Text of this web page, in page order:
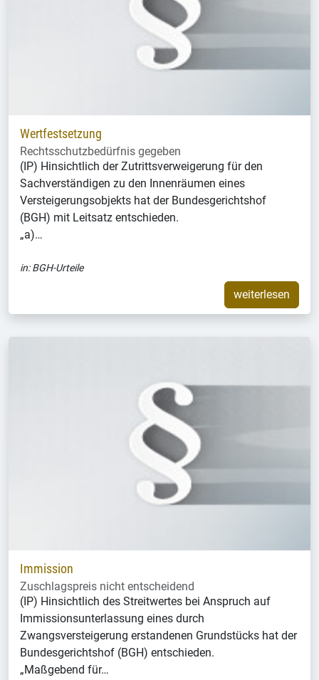
Wertfestsetzung
Rechtsschutzbedürfnis gegeben
(IP) Hinsichtlich der Zutrittsverweigerung für den
Sachverständigen zu den Innenräumen eines
Versteigerungsobjekts hat der Bundesgerichtshof
(BGH) mit Leitsatz entschieden.
„a)…
in:BGH-Urteile
weiterlesen
Immission
Zuschlagspreis nicht entscheidend
(IP) Hinsichtlich des Streitwertes bei Anspruch auf
Immissionsunterlassung eines durch
Zwangsversteigerung erstandenen Grundstücks hat der
Bundesgerichtshof (BGH) entschieden.
„Maßgebend für…